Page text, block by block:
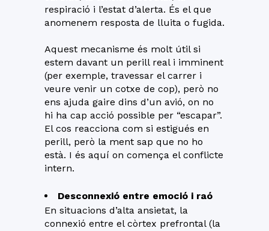
respiració i l’estat d’alerta. És el que
anomenem resposta de lluita o fugida.
Aquest mecanisme és molt útil si
estem davant un perill real i imminent
(per exemple, travessar el carrer i
veure venir un cotxe de cop), però no
ens ajuda gaire dins d’un avió, on no
hi ha cap acció possible per “escapar”.
El cos reacciona com si estigués en
perill, però la ment sap que no ho
està. I és aquí on comença el conflicte
intern.
Desconnexió entre emoció i raó
En situacions d’alta ansietat, la
connexió entre el còrtex prefrontal (la